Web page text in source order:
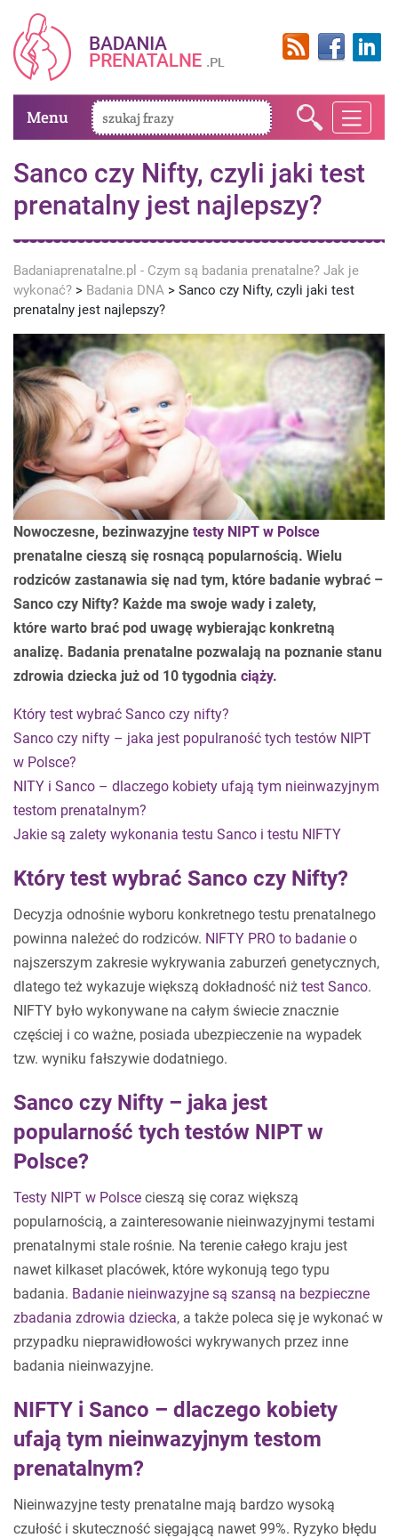
Menu
Sanco czy Nifty, czyli jaki test
prenatalny jest najlepszy?
Badaniaprenatalne.pl - Czym są badania prenatalne? Jak je
wykonać? > Badania DNA > Sanco czy Nifty, czyli jaki test
prenatalny jest najlepszy?
Nowoczesne, bezinwazyjne testy NIPT w Polsce
prenatalne cieszą się rosnącą popularnością. Wielu
rodziców zastanawia się nad tym, które badanie wybrać –
Sanco czy Nifty? Każde ma swoje wady i zalety,
które warto brać pod uwagę wybierając konkretną
analizę. Badania prenatalne pozwalają na poznanie stanu
zdrowia dziecka już od 10 tygodnia ciąży.
Który test wybrać Sanco czy nifty?
Sanco czy nifty – jaka jest populraność tych testów NIPT
w Polsce?
NITY i Sanco – dlaczego kobiety ufają tym nieinwazyjnym
testom prenatalnym?
Jakie są zalety wykonania testu Sanco i testu NIFTY
Który test wybrać Sanco czy Nifty?
Decyzja odnośnie wyboru konkretnego testu prenatalnego
powinna należeć do rodziców. NIFTY PRO to badanie o
najszerszym zakresie wykrywania zaburzeń genetycznych,
dlatego też wykazuje większą dokładność niż test Sanco.
NIFTY było wykonywane na całym świecie znacznie
częściej i co ważne, posiada ubezpieczenie na wypadek
tzw. wyniku fałszywie dodatniego.
Sanco czy Nifty – jaka jest
popularność tych testów NIPT w
Polsce?
Testy NIPT w Polsce cieszą się coraz większą
popularnością, a zainteresowanie nieinwazyjnymi testami
prenatalnymi stale rośnie. Na terenie całego kraju jest
nawet kilkaset placówek, które wykonują tego typu
badania. Badanie nieinwazyjne są szansą na bezpieczne
zbadania zdrowia dziecka, a także poleca się je wykonać w
przypadku nieprawidłowości wykrywanych przez inne
badania nieinwazyjne.
NIFTY i Sanco – dlaczego kobiety
ufają tym nieinwazyjnym testom
prenatalnym?
Nieinwazyjne testy prenatalne mają bardzo wysoką
czułość i skuteczność sięgającą nawet 99%. Ryzyko błędu